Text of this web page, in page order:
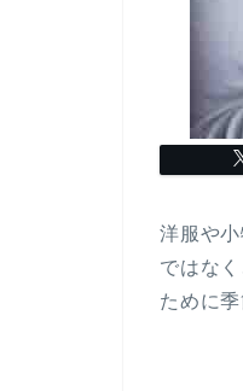
洋服や
ではな
ために